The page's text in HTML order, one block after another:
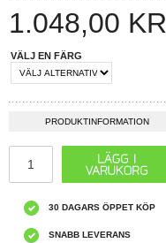
1.048,00 KR
VÄLJ EN FÄRG
PRODUKTINFORMATION
30 DAGARS ÖPPET KÖP
SNABB LEVERANS